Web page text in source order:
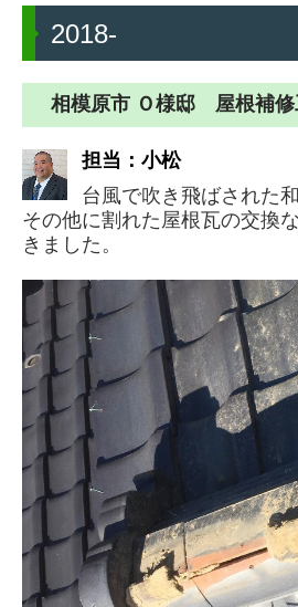
リフォーム前の豆知識
耐震チェック
採用情報
リプラスについて
リプラスの仕事
リプラスの社員
リプラスの制度
新卒採用
中途採用
プライバシーポリシー
2018-
相模原市 Ｏ様邸 屋根補修
担当：小松
台風で吹き飛ばされた
その他に割れた屋根瓦の交換
きました。